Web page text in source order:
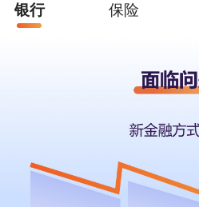
银行 保险